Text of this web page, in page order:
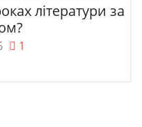
літератури за
1